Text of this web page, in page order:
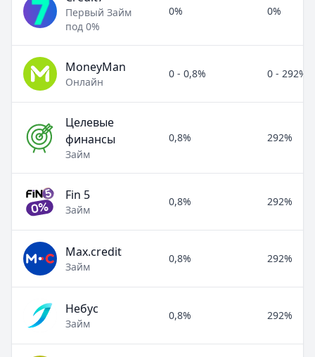
Первый Займ
под 0%
0% 0%
MoneyMan
Онлайн
0 - 0,8% 0 - 292%
Целевые
финансы
Займ
0,8% 292%
Fin 5
Займ
0,8% 292%
Max.credit
Займ
0,8% 292%
Небус
Займ
0,8% 292%